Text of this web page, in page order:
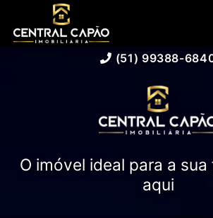
(51) 99388-
O imóvel ideal para a sua
aqui